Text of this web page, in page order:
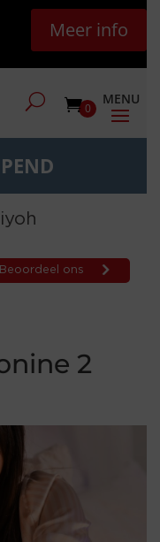
Meer info
0
2